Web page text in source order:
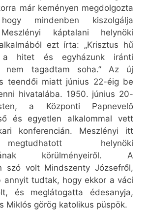
már keményen megdolgozta
mindenben kiszolgálja
káptalani helynöki
ezt írta: „Krisztus hű
a hitet és egyházunk iránti
nem tagadtam soha.” Az új
teendői miatt június 22-éig be
hivatalába. 1950. június 20-
a Központi Papnevelő
és egyetlen alkalommal vett
konferencián. Meszlényi itt
helynöki
körülményeiről. A
szó volt Mindszenty Józsefről,
annyit tudtak, hogy ekkor a váci
és meglátogatta édesanyja,
Miklós görög katolikus püspök.